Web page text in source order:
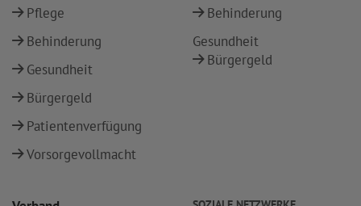
Pflege
Behinderung
Gesundheit
Bürgergeld
Patientenverfügung
Vorsorgevollmacht
Behinderung
Gesundheit
Bürgergeld